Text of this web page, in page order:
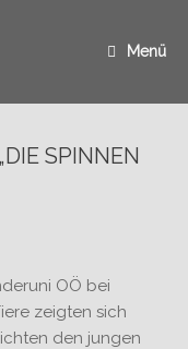
Menü
SPINNEN
OÖ bei
zeigten sich
den jungen